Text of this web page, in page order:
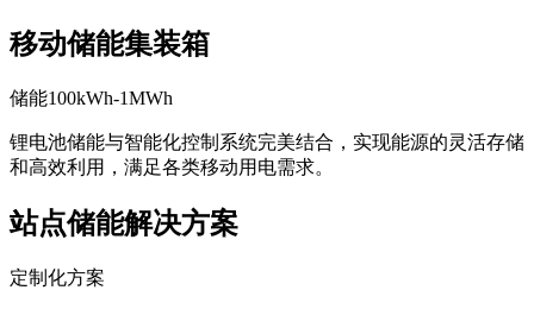
移动储能集装箱
储能100kWh-1MWh
锂电池储能与智能化控制系统完美结合，实现能源的灵活存储
和高效利用，满足各类移动用电需求。
站点储能解决方案
定制化方案